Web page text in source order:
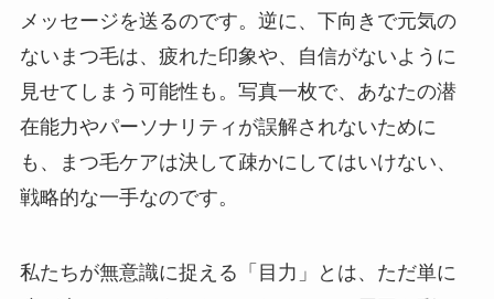
メッセージを送るのです。逆に、下向きで元気の
ないまつ毛は、疲れた印象や、自信がないように
見せてしまう可能性も。写真一枚で、あなたの潜
在能力やパーソナリティが誤解されないために
も、まつ毛ケアは決して疎かにしてはいけない、
戦略的な一手なのです。
私たちが無意識に捉える「目力」とは、ただ単に